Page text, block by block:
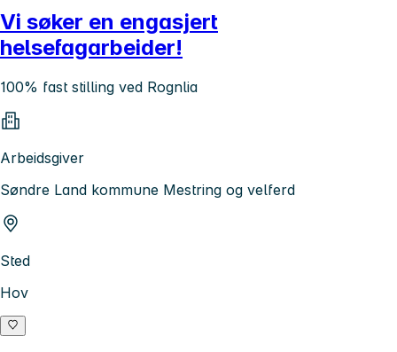
Vi søker en engasjert
helsefagarbeider!
100% fast stilling ved Rognlia
Arbeidsgiver
Søndre Land kommune Mestring og velferd
Sted
Hov